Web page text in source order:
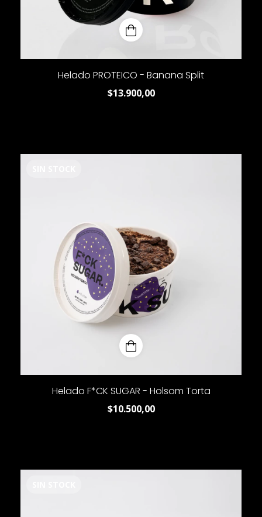
Helado PROTEICO - Banana Split
$13.900,00
Helado F*CK SUGAR - Holsom Torta
$10.500,00